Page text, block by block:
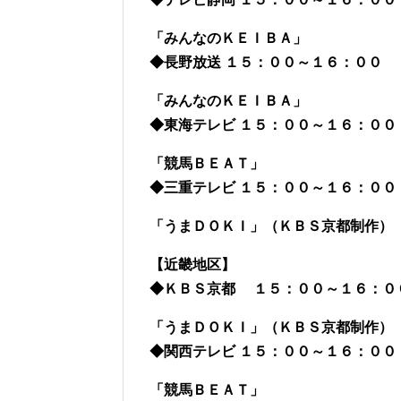
「みんなのＫＥＩＢＡ」
◆長野放送 １５：００～１６：００
「みんなのＫＥＩＢＡ」
◆東海テレビ １５：００～１６：００
「競馬ＢＥＡＴ」
◆三重テレビ １５：００～１６：
「うまＤＯＫＩ」（ＫＢＳ京都制作）
【近畿地区】
◆ＫＢＳ京都 １５：００～１６：
「うまＤＯＫＩ」（ＫＢＳ京都制作）
◆関西テレビ １５：００～１６：００
「競馬ＢＥＡＴ」